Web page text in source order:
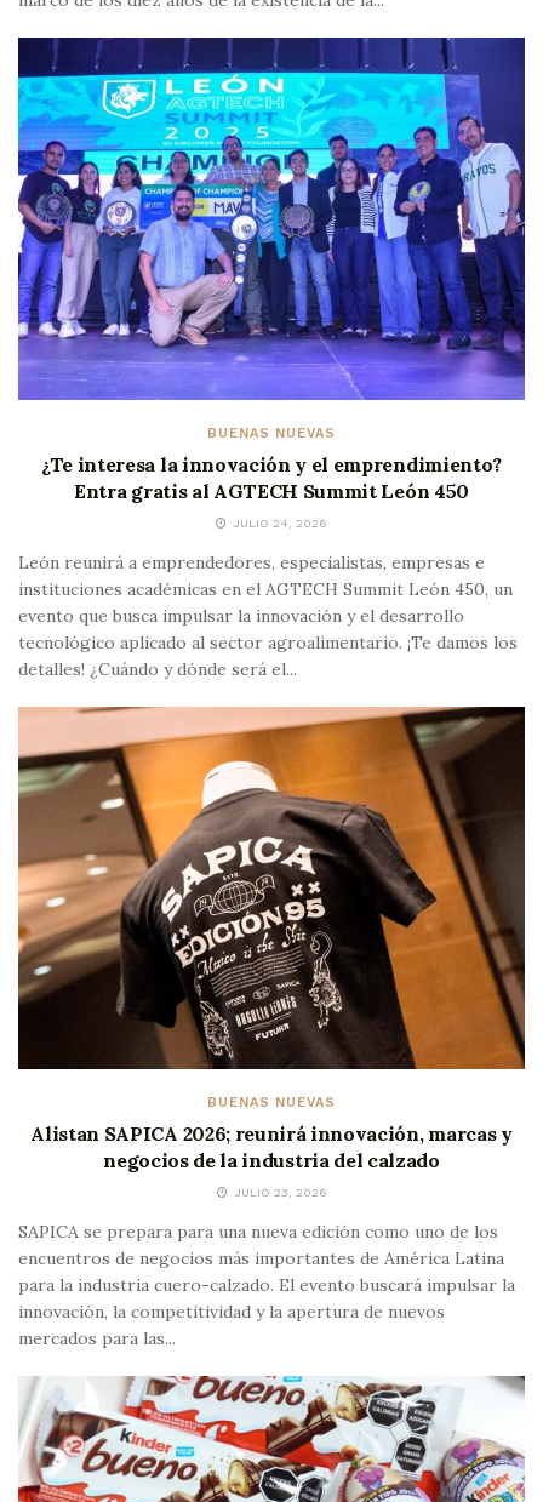
BUENAS NUEVAS
¿Te interesa la innovación y el emprendimiento?
Entra gratis al AGTECH Summit León 450
JULIO 24, 2026
León reunirá a emprendedores, especialistas, empresas e
instituciones académicas en el AGTECH Summit León 450, un
evento que busca impulsar la innovación y el desarrollo
tecnológico aplicado al sector agroalimentario. ¡Te damos los
detalles! ¿Cuándo y dónde será el...
BUENAS NUEVAS
Alistan SAPICA 2026; reunirá innovación, marcas y
negocios de la industria del calzado
JULIO 23, 2026
SAPICA se prepara para una nueva edición como uno de los
encuentros de negocios más importantes de América Latina
para la industria cuero-calzado. El evento buscará impulsar la
innovación, la competitividad y la apertura de nuevos
mercados para las...